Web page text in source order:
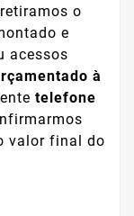
o
e
acessos
à
telefone
valor final do